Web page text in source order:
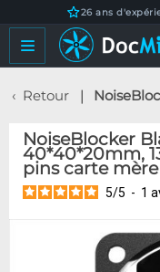
26 ans
Retour NoiseBlocker -
NoiseBlocker
40*40*20mm,
pins carte mère
5/5 - 1